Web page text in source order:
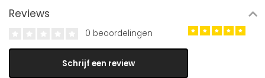
Reviews
0 beoordelingen
Schrijf een review